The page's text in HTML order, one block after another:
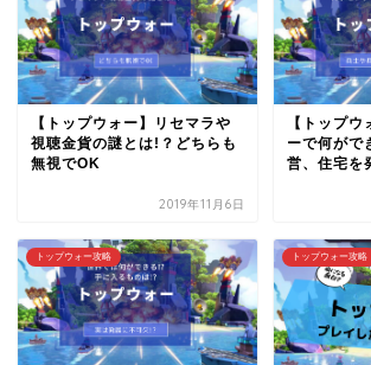
【トップウォー】リセマラや
視聴金貨の謎とは!？どちらも
無視でOK
2019年11月6日
【トップ
ーで何がで
営、住宅を
トップウォー攻略 トップウォー攻略